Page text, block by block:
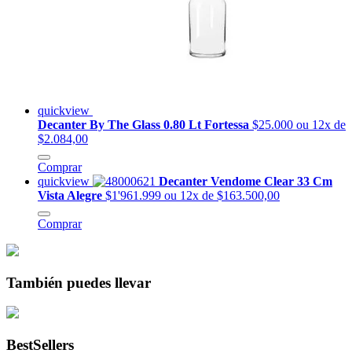
quickview
Decanter By The Glass 0.80 Lt Fortessa $25.000 ou 12x de
$2.084,00
Comprar
quickview
Decanter Vendome Clear 33 Cm
Vista Alegre $1'961.999 ou 12x de $163.500,00
Comprar
También puedes llevar
BestSellers